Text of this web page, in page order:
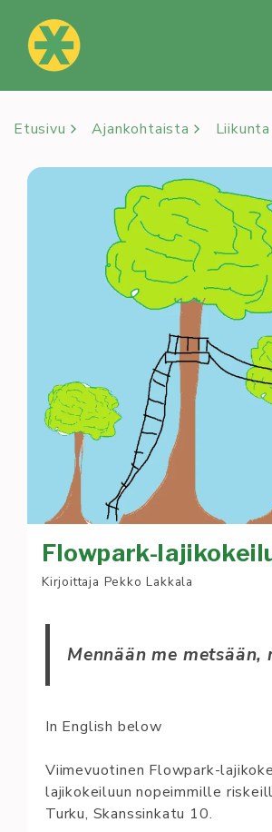
sisältöön
Etusivu Ajankohtaista Liikunta
Flowpark-
Kirjoittaja Pekko Lakkala
Mennään me
In English below
Viimevuotinen Flowpark-
lajikokeiluun nopeimmille
Turku, Skanssinkatu 10.